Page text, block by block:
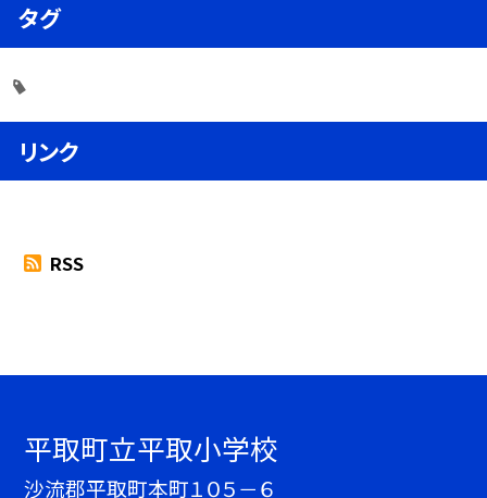
タグ
リンク
RSS
平取町立平取小学校
沙流郡平取町本町１０５－６